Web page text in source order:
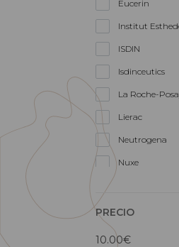
Eucerin
Institut
ISDIN
Isdinceutics
La Roche-
Lierac
Neutrogena
Nuxe
SkinCeuticals
PRECIO
10.00€